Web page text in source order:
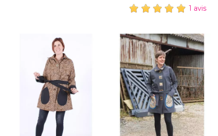
1 avis